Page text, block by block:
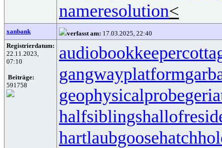
nameresolution<
xanbank verfasst am: 17.03.2025, 22:40
Registrierdatum:
22.11.2023,
07:10
Beiträge:
591758
audiobookkeeper
gangwayplatform
geophysicalprobe
halfsiblings
hartlaubgoose